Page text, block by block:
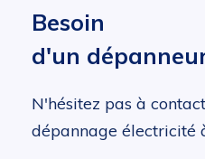
Besoin
d'un
N'hésitez pas à
dépannage électricité